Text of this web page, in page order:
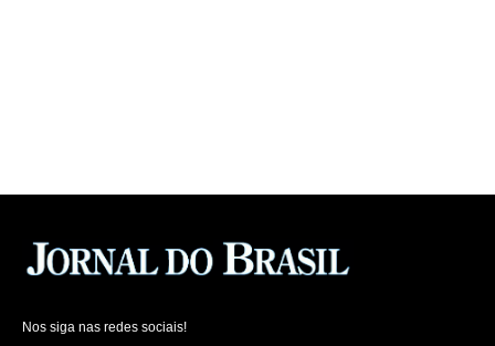
Nos siga nas redes sociais!